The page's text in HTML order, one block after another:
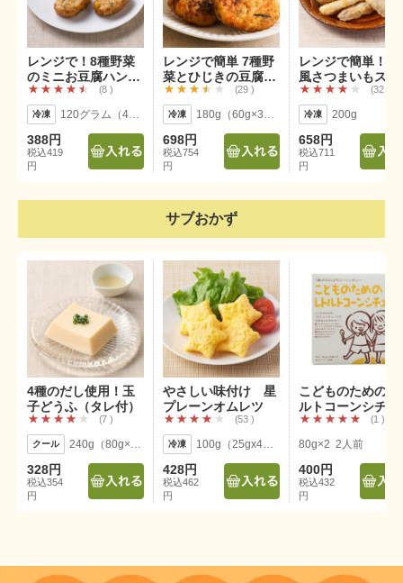
レンジで！8種野菜
のミニお豆腐ハンバ
ーグ
8
120グラム（4個入り）
388円
税込419
円
レンジで簡単 7種野
菜とひじきの豆腐ハ
ンバーグ3個入
29
180g（60g×3個） 直径約7cm
698円
税込754
円
レンジで簡単！沖
風さつまいもステ
ック天ぷら
32
200g
658円
税込711
円
サブおかず
4種のだし使用！玉
子どうふ（タレ付）
7
240g（80g×3個）タレ付
328円
税込354
円
さしい味付け 星
プレーンオムレツ
53
100g（25gx4個入り）
428円
税込462
円
こどものためのレ
ルトコーンシチュ
1
80g×2 2人前
400円
税込432
円